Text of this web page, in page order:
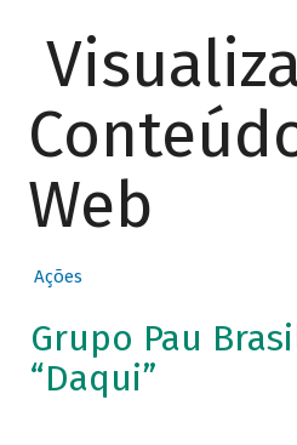
Web
Ações
Grupo Pau
“Daqui”